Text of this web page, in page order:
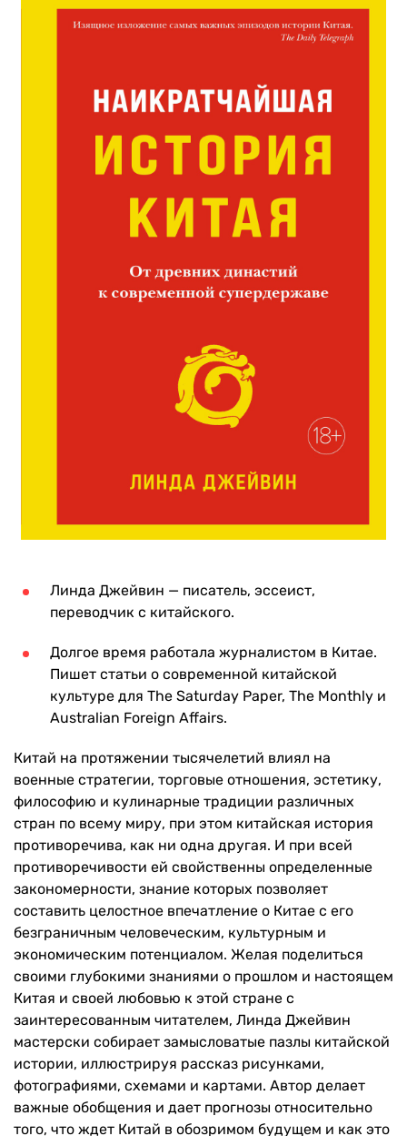
Линда Джейвин — писатель, эссеист,
переводчик с китайского.
Долгое время работала журналистом в Китае.
Пишет статьи о современной китайской
культуре для The Saturday Paper, The Monthly и
Australian Foreign Affairs.
Китай на протяжении тысячелетий влиял на
военные стратегии, торговые отношения, эстетику,
философию и кулинарные традиции различных
стран по всему миру, при этом китайская история
противоречива, как ни одна другая. И при всей
противоречивости ей свойственны определенные
закономерности, знание которых позволяет
составить целостное впечатление о Китае с его
безграничным человеческим, культурным и
экономическим потенциалом. Желая поделиться
своими глубокими знаниями о прошлом и настоящем
Китая и своей любовью к этой стране с
заинтересованным читателем, Линда Джейвин
мастерски собирает замысловатые пазлы китайской
истории, иллюстрируя рассказ рисунками,
фотографиями, схемами и картами. Автор делает
важные обобщения и дает прогнозы относительно
того, что ждет Китай в обозримом будущем и как это